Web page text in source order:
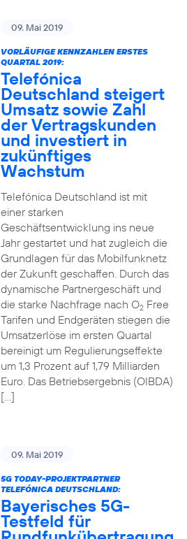
09. Mai 2019
VORLÄUFIGE KENNZAHLEN ERSTES
QUARTAL 2019:
Telefónica
Deutschland steigert
Umsatz sowie Zahl
der Vertragskunden
und investiert in
zukünftiges
Wachstum
Telefónica Deutschland ist mit
einer starken
Geschäftsentwicklung ins neue
Jahr gestartet und hat zugleich die
Grundlagen für das Mobilfunknetz
der Zukunft geschaffen. Durch das
dynamische Partnergeschäft und
die starke Nachfrage nach O2Free
Tarifen und Endgeräten stiegen die
Umsatzerlöse im ersten Quartal
bereinigt um Regulierungseffekte
um 1,3 Prozent auf 1,79 Milliarden
Euro. Das Betriebsergebnis (OIBDA)
[…]
09. Mai 2019
5G TODAY-PROJEKTPARTNER
TELEFÓNICA DEUTSCHLAND:
Bayerisches 5G-
Testfeld für